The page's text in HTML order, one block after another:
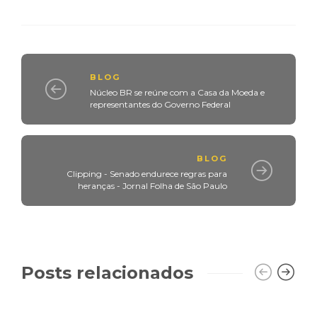
BLOG
Núcleo BR se reúne com a Casa da Moeda e
representantes do Governo Federal
BLOG
Clipping - Senado endurece regras para
heranças - Jornal Folha de São Paulo
Posts relacionados